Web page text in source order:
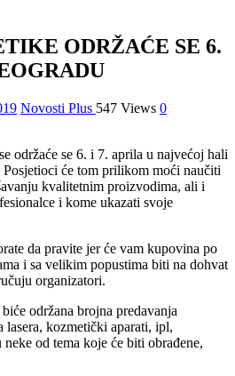
ODRŽAĆE SE 6.
Novosti Plus 547 Views 0
održaće se 6. i 7. aprila u najvećoj hali
će tom prilikom moći naučiti
kvalitetnim proizvodima, ali i
i kome ukazati svoje
da pravite jer će vam kupovina po
i sa velikim popustima biti na dohvat
organizatori.
održana brojna predavanja
lasera, kozmetički aparati, ipl,
od tema koje će biti obrađene,